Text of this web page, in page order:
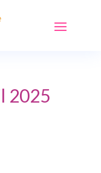
2025